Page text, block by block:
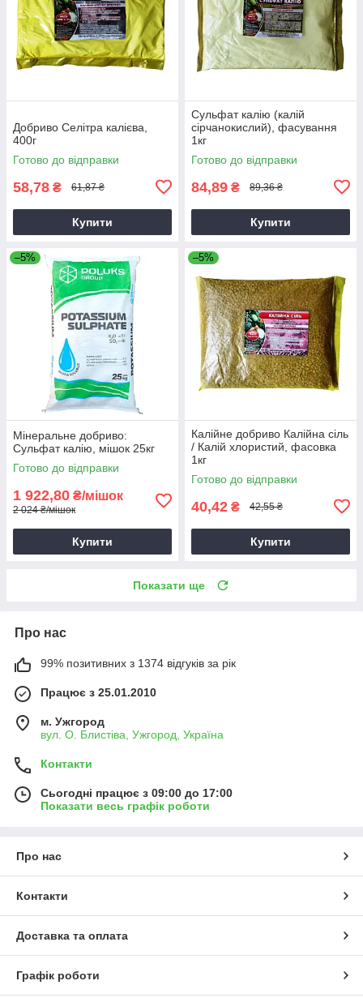
Добриво Селітра калієва,
400г
Готово до відправки
58,78 ₴ 61,87 ₴
Купити
Сульфат калію (калій
сірчанокислий), фасування
1кг
Готово до відправки
84,89 ₴ 89,36 ₴
Купити
–5%
Мінеральне добриво:
Сульфат калію, мішок 25кг
Готово до відправки
1 922,80 ₴/мішок
2 024 ₴/мішок
Купити
–5%
Калійне добриво Калійна сіль
/ Калій хлористий, фасовка
1кг
Готово до відправки
40,42 ₴ 42,55 ₴
Купити
Показати ще
Про нас
99% позитивних з 1374 відгуків за рік
Працює з 25.01.2010
м. Ужгород
вул. О. Блистіва, Ужгород, Україна
Контакти
Сьогодні працює з 09:00 до 17:00
Показати весь графік роботи
Про нас
Контакти
Доставка та оплата
Графік роботи